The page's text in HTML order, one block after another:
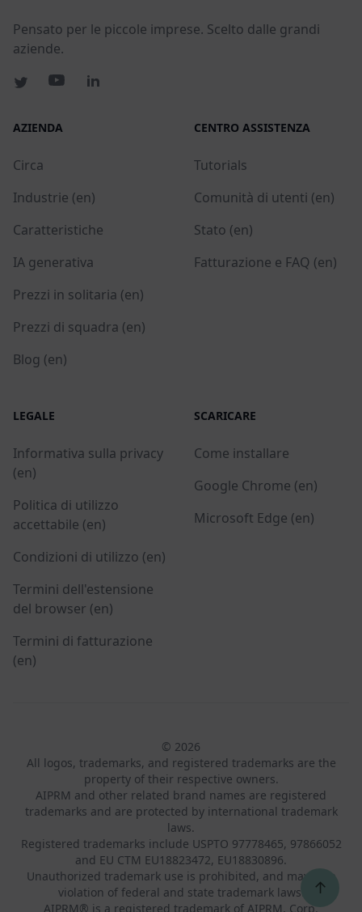
Pensato per le piccole imprese. Scelto dalle grandi
aziende.
AZIENDA
Circa
Industrie (en)
Caratteristiche
IA generativa
Prezzi in solitaria (en)
Prezzi di squadra (en)
Blog (en)
CENTRO ASSISTENZA
Tutorials
Comunità di utenti (en)
Stato (en)
Fatturazione e FAQ (en)
LEGALE
Informativa sulla privacy
(en)
Politica di utilizzo
accettabile (en)
Condizioni di utilizzo (en)
Termini dell'estensione
del browser (en)
Termini di fatturazione
(en)
SCARICARE
Come installare
Google Chrome (en)
Microsoft Edge (en)
© 2026
All logos, trademarks, and registered trademarks are the
property of their respective owners.
AIPRM and other related brand names are registered
trademarks and are protected by international trademark
laws.
Registered trademarks include USPTO 97778465, 97866052
and EU CTM EU18823472, EU18830896.
Unauthorized trademark use is prohibited, and may be a
violation of federal and state trademark laws.
AIPRM® is a registered trademark of AIPRM, Corp.
↑